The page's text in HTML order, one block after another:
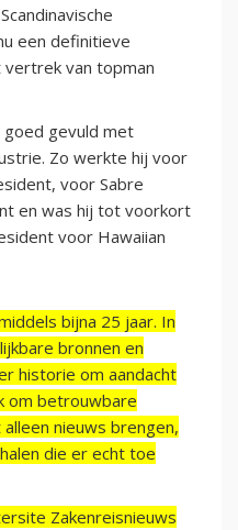
een definitieve
van topman
goed gevuld met
Zo werkte hij voor
voor Sabre
en was hij tot voorkort
voor Hawaiian
bijna 25 jaar. In
bronnen en
historie om aandacht
om betrouwbare
nieuws brengen,
die er echt toe
Zakenreisnieuws